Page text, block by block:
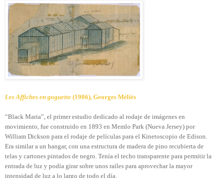
Les Affiches en goguette (1906), Georges Méliès
“Black Maria”, el primer estudio dedicado al rodaje de imágenes en
movimiento, fue construido en 1893 en Memlo Park (Nueva Jersey) por
William Dickson para el rodaje de películas para el Kinetoscopio de Edison.
Era similar a un hangar, con una estructura de madera de pino recubierta de
telas y cartones pintados de negro. Tenía el techo transparente para permitir la
entrada de luz y podía girar sobre unos raíles para aprovechar la mayor
intensidad de luz a lo largo de todo el día.